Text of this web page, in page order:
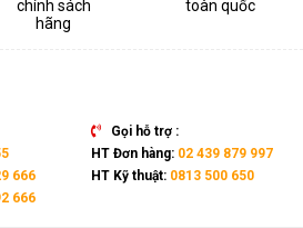
thước gọn nhẹ, kết hợp cùng bánh
dễ dàng di chuyển tới mọi vị trí trong
chính sách
hãng
toàn quốc
666
666
Gọi hỗ trợ :
HT Đơn hàng: 02 439 879 997
HT Kỹ thuật: 0813 500 650